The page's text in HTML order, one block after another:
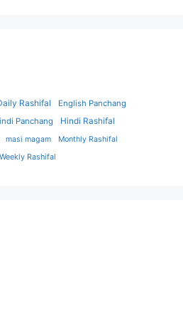
Rashifal
English Panchang
Panchang
Hindi Rashifal
masi magam Monthly Rashifal
Weekly Rashifal